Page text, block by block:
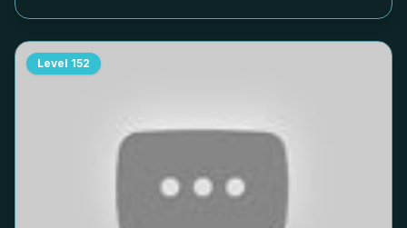
Level 152